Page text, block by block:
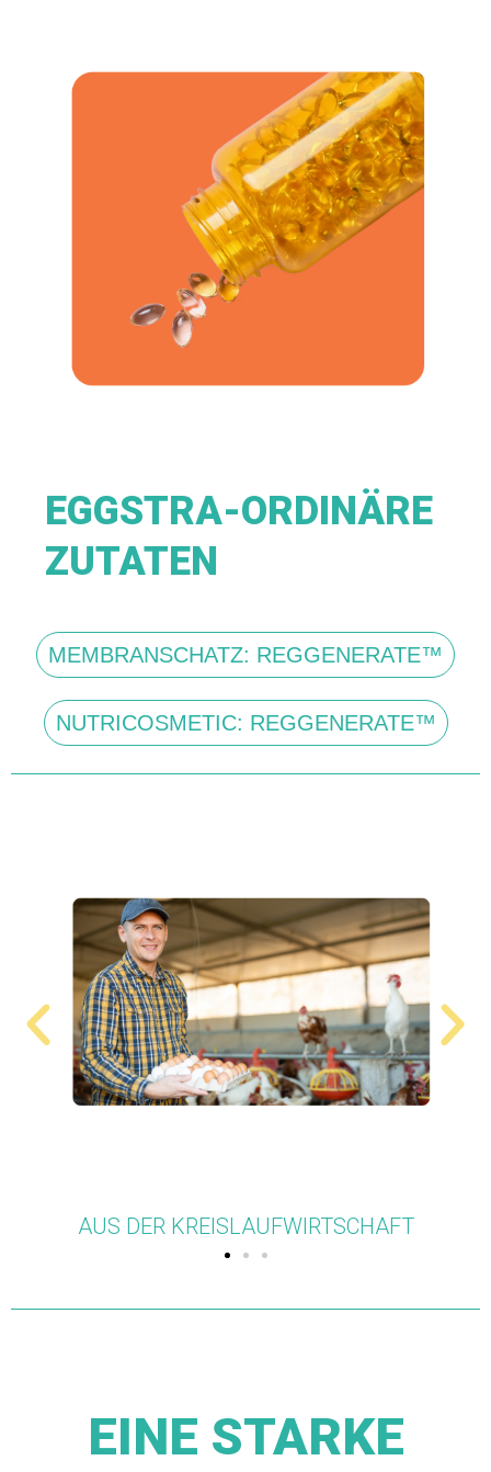
EGGSTRA-ORDINÄRE
ZUTATEN
MEMBRANSCHATZ: REGGENERATE™
NUTRICOSMETIC: REGGENERATE™
VEGETARIEN
EINE STARKE